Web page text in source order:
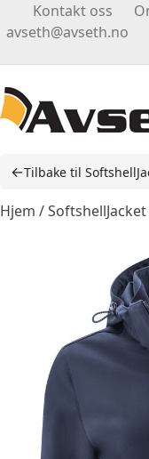
to
Kontakt oss
avseth@avseth.no
←Tilbake til
Hjem /SoftshellJacket